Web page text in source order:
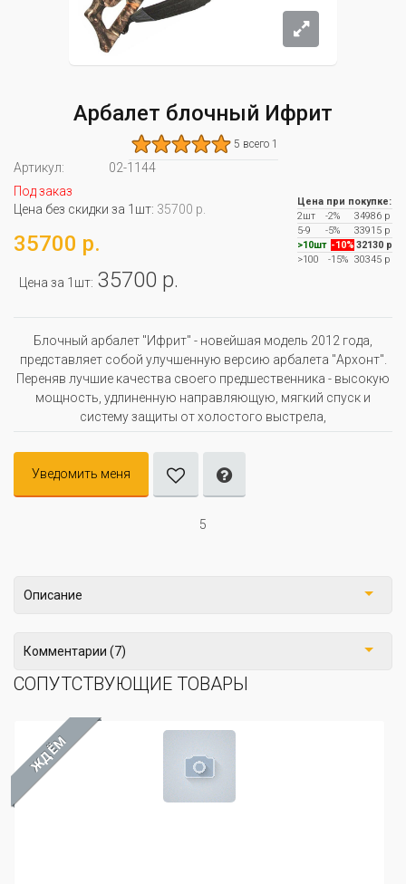
Арбалет блочный Ифрит
5 всего 1
Артикул:
02-1144
Под заказ
Цена без скидки за 1шт: 35700 р.
35700 р.
Цена за 1шт: 35700 р.
Цена при покупке:
2шт
-2%
34986 р
5-9
-5%
33915 р
>10шт -10% 32130 р
>100
-15% 30345 р
Блочный арбалет "Ифрит" - новейшая модель 2012 года,
представляет собой улучшенную версию арбалета "Архонт".
Переняв лучшие качества своего предшественника - высокую
мощность, удлиненную направляющую, мягкий спуск и
систему защиты от холостого выстрела,
Уведомить меня
5
Описание
Комментарии (7)
СОПУТСТВУЮЩИЕ ТОВАРЫ
ЖДЁМ